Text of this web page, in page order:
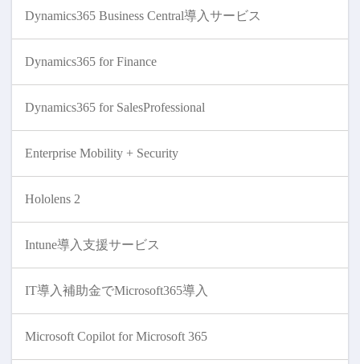
Dynamics365 Business Central導入サービス
Dynamics365 for Finance
Dynamics365 for SalesProfessional
Enterprise Mobility + Security
Hololens 2
Intune導入支援サービス
IT導入補助金でMicrosoft365導入
Microsoft Copilot for Microsoft 365